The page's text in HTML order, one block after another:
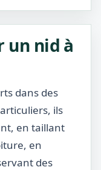
un nid à
dans des
ils
en taillant
en
des